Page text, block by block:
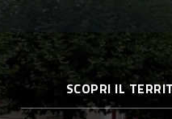
SCOPRI IL